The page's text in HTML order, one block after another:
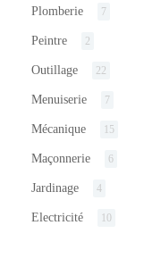
Plomberie 7
Peintre 2
Outillage 22
Menuiserie 7
Mécanique 15
Maçonnerie 6
Jardinage 4
Electricité 10